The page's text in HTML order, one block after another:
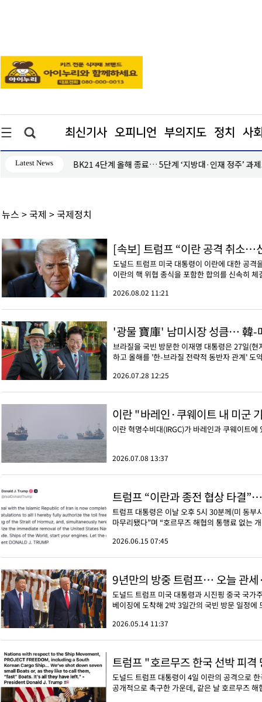
최신기사 오피니언 부의지도 정치 사
Latest News 무더위에 바뀐 여름휴가… 실내 놀이공원 ‘북적’
뉴스 > 국제 > 국제정치
[속보] 트럼프 “이란 공격 취소…
도널드 트럼프 미국 대통령이 이란에 대한 공
이란의 핵 위협 종식을 포함한 합의를 신속히 체
2026.08.02 11:21
'광물 寶庫' 남미시장 성큼… 韓-
브라질을 국빈 방문한 이재명 대통령은 27일(
하고 올해를 '한-브라질 전략적 동반자 관계' 도
2026.07.28 12:25
이란 "바레인·쿠웨이트 내 미군
이란 혁명수비대(IRGC)가 바레인과 쿠웨이트
2026.07.08 13:37
트럼프 “이란과 종전 협상 타결
트럼프 대통령은 이날 오후 5시 30분께(미 동부
마무리됐다”며 “호르무즈 해협의 통행료 없는
2026.06.15 07:45
9년만의 방중 트럼프… 오늘 관세
도널드 트럼프 미국 대통령과 시진핑 중국 국가
베이징에 도착해 2박 3일간의 국빈 방문 일정
2026.05.14 11:37
트럼프 "호르무즈 한국 선박 피
도널드 트럼프 대통령이 4일 이란의 공격으로
공개적으로 촉구한 가운데, 같은 날 호르무즈